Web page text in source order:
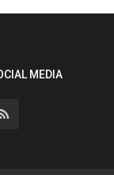
MEDIA